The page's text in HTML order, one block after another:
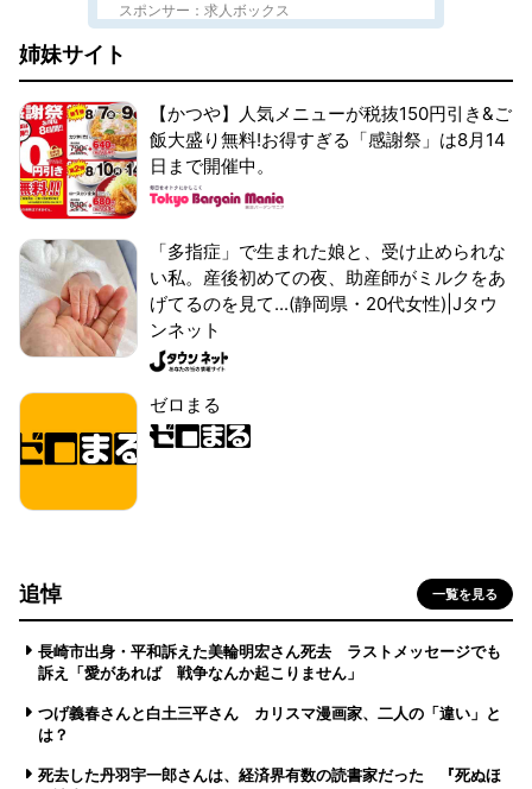
スポンサー：求人ボックス
姉妹サイト
【かつや】人気メニューが税抜150円引き&ご
飯大盛り無料!お得すぎる「感謝祭」は8月14
日まで開催中。
「多指症」で生まれた娘と、受け止められな
い私。産後初めての夜、助産師がミルクをあ
げてるのを見て...(静岡県・20代女性)|Jタウ
ンネット
ゼロまる
追悼 一覧を見る
長崎市出身・平和訴えた美輪明宏さん死去 ラストメッセージでも
訴え「愛があれば 戦争なんか起こりません」
つげ義春さんと白土三平さん カリスマ漫画家、二人の「違い」と
は？
死去した丹羽宇一郎さんは、経済界有数の読書家だった 『死ぬほ